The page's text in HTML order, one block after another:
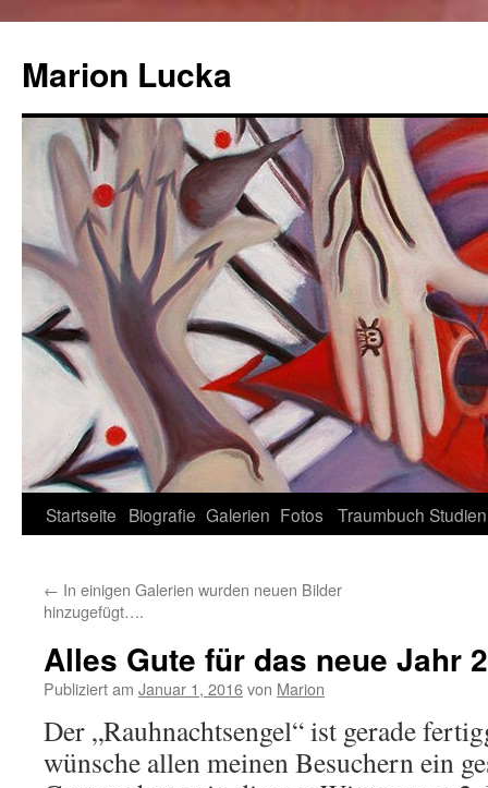
Marion Lucka
Zum
springen
Startseite Biografie Galerien Fotos Traumbuch Studien
← In einigen Galerien wurden neuen Bilder
hinzugefügt….
Alles Gute für das neue Jahr
Publiziert am Januar 1, 2016von Marion
Der „Rauhnachtsengel“ ist gerade
wünsche allen meinen Besuchern ein